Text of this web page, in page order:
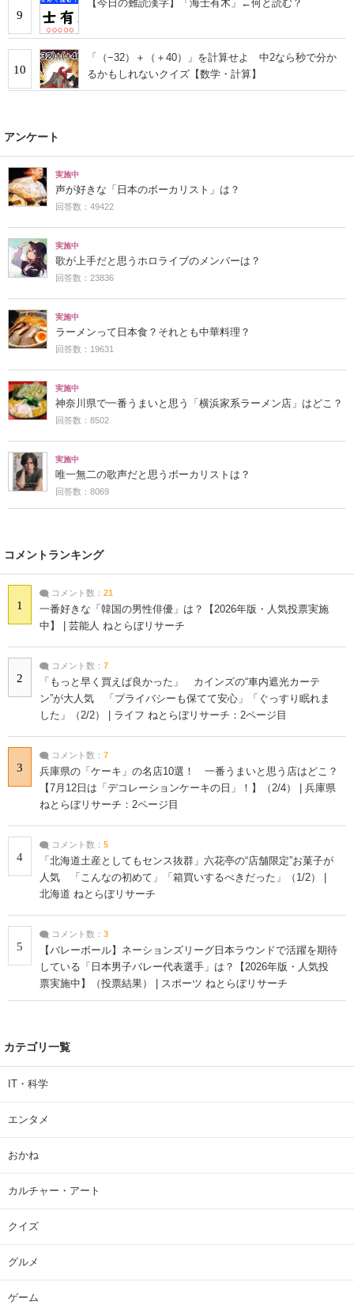
9
【今日の難読漢字】「海士有木」←何と読む？
10
「（−32）＋（＋40）」を計算せよ 中2なら秒で分か
るかもしれないクイズ【数学・計算】
アンケート
実施中
声が好きな「日本のボーカリスト」は？
回答数：49422
実施中
歌が上手だと思うホロライブのメンバーは？
回答数：23836
実施中
ラーメンって日本食？それとも中華料理？
回答数：19631
実施中
神奈川県で一番うまいと思う「横浜家系ラーメン店」はどこ？
回答数：8502
実施中
唯一無二の歌声だと思うボーカリストは？
回答数：8069
コメントランキング
1
コメント数： 21
一番好きな「韓国の男性俳優」は？【2026年版・人気投票実施
中】 | 芸能人 ねとらぼリサーチ
2
コメント数： 7
「もっと早く買えば良かった」 カインズの“車内遮光カーテ
ン”が大人気 「プライバシーも保てて安心」「ぐっすり眠れま
した」（2/2） | ライフ ねとらぼリサーチ：2ページ目
3
コメント数： 7
兵庫県の「ケーキ」の名店10選！ 一番うまいと思う店はどこ？
【7月12日は「デコレーションケーキの日」！】（2/4） | 兵庫県
ねとらぼリサーチ：2ページ目
4
コメント数： 5
「北海道土産としてもセンス抜群」六花亭の“店舗限定”お菓子が
人気 「こんなの初めて」「箱買いするべきだった」（1/2） |
北海道 ねとらぼリサーチ
5
コメント数： 3
【バレーボール】ネーションズリーグ日本ラウンドで活躍を期待
している「日本男子バレー代表選手」は？【2026年版・人気投
票実施中】（投票結果） | スポーツ ねとらぼリサーチ
カテゴリ一覧
IT・科学
エンタメ
おかね
カルチャー・アート
クイズ
グルメ
ゲーム